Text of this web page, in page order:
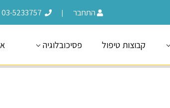
03-5233757 | התחבר
קבוצות טיפול פסיכובלוגיה